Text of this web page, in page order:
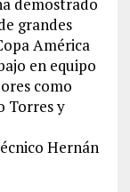
grandes
América
en equipo
como
Torres y
Hernán